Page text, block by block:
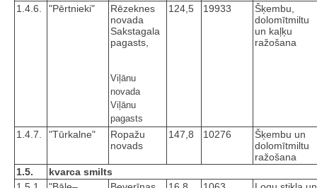
1.4.6.
"Pērtnieki"
Rēzeknes
novada
Sakstagala
pagasts,
Viļānu
novada
Viļānu
pagasts
124,5 19933
Šķembu,
dolomītmiltu
un kaļķu
ražošana
1.4.7. "Tūrkalne"
Ropažu
novads
147,8 10276
Šķembu un
dolomītmiltu
ražošana
1.5.
kvarca smilts